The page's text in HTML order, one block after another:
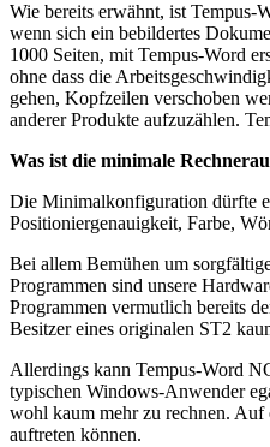
Wie bereits erwähnt, ist Tempus-
wenn sich ein bebildertes
1000 Seiten, mit Tempus-Word
ohne dass die
gehen, Kopfzeilen verschoben
anderer Produkte aufzuzählen.
Was ist die minimale
Die Minimalkonfiguration dürfte
Positioniergenauigkeit, Farbe,
Bei allem Bemühen um
Programmen sind unsere
Programmen vermutlich bereits
Besitzer eines originalen ST2
Allerdings kann Tempus-Word
typischen Windows-Anwender
wohl kaum mehr zu rechnen.
auftreten können.